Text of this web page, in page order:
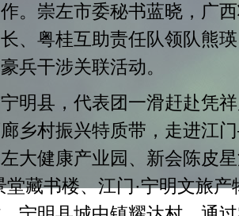
。崇左市委秘书蓝晓，广
、粤桂互助责任队领队熊
兵干涉关联活动。
明县，代表团一滑赶赴凭
乡村振兴特质带，走进江
大健康产业园、新会陈皮
堂藏书楼、江门·宁明文旅